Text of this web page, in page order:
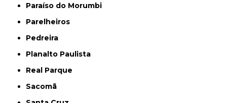
Paraíso do Morumbi
Parelheiros
Pedreira
Planalto Paulista
Real Parque
Sacomã